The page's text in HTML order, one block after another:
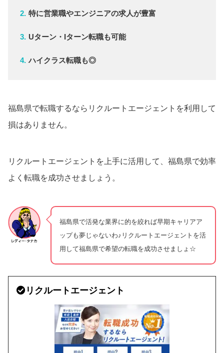
特に営業職やエンジニアの求人が豊富
Uターン・Iターン転職も可能
ハイクラス転職も◎
福島県で転職するならリクルートエージェントを利用して
損はありません。
リクルートエージェントを上手に活用して、福島県で効率
よく転職を成功させましょう。
福島県で活発な業界に的を絞れば早期キャリアア
ップも夢じゃないわ♪リクルートエージェントを活
用して福島県で希望の転職を成功させましょ☆
リクルートエージェント